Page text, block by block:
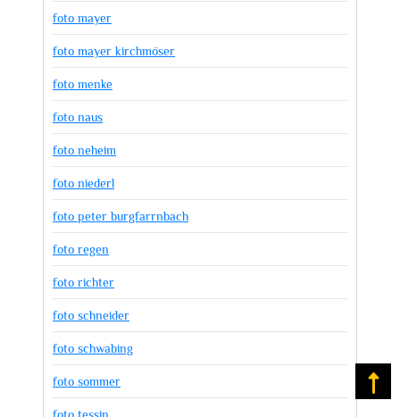
foto mayer
foto mayer kirchmöser
foto menke
foto naus
foto neheim
foto niederl
foto peter burgfarrnbach
foto regen
foto richter
foto schneider
foto schwabing
foto sommer